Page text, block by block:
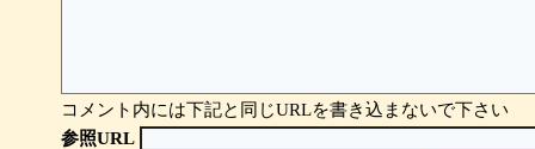
コメント内には下記と同じURLを書き込まないで下さい
参照URL